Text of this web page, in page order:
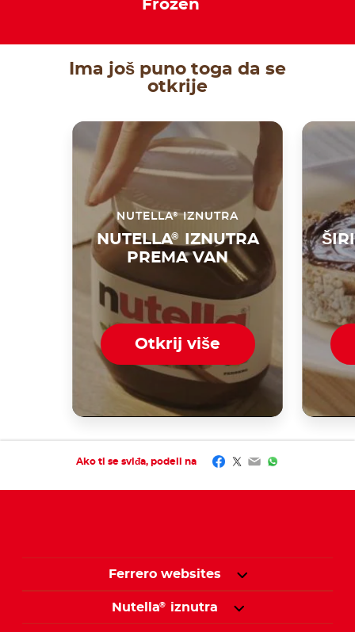
Frozen
Ima još puno toga da se
otkrije
NUTELLA®IZNUTRA
NUTELLA®
IZNUTRA
PREMA VAN
Otkrij više
Ako ti se sviđa, podeli na Facebook
Twitter
EmailWhatsApp
Ferrero websites
Nutella® iznutra